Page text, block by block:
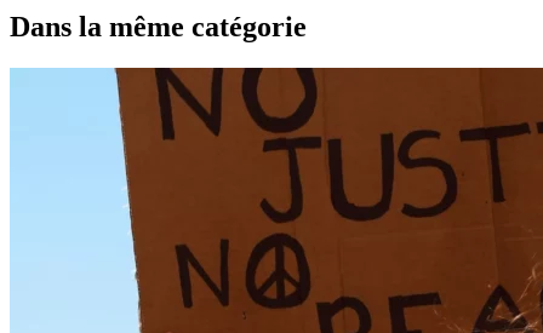
Dans la même catégorie